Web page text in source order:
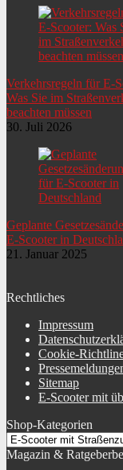
Verkehrsregeln für E-
Was Sie im
beachten müssen
30. Juli 2026
Geplante
E-Scooter in
21. Januar 2025
Rechtliches
Impressum
Cookie-
Sitemap
E-Scooter mit
Shop-Kategorien
Magazin &